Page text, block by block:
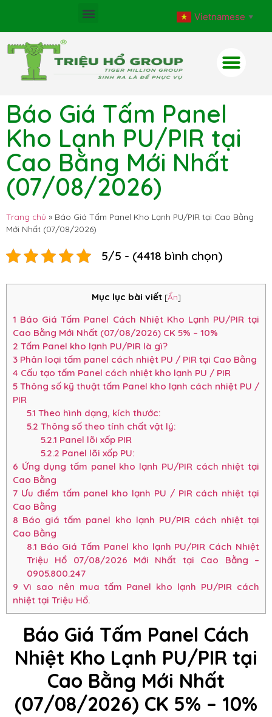
Vietnamese ▼
Báo Giá Tấm Panel
Kho Lạnh PU/PIR tại
Cao Bằng Mới Nhất
(07/08/2026)
Trang chủ » Báo Giá Tấm Panel Kho Lạnh PU/PIR tại Cao Bằng
Mới Nhất (07/08/2026)
5/5 - (4418 bình chọn)
Mục lục bài viết [Ẩn]
1 Báo Giá Tấm Panel Cách Nhiệt Kho Lạnh PU/PIR tại
Cao Bằng Mới Nhất (07/08/2026) CK 5% – 10%
2 Tấm Panel kho lạnh PU/PIR là gì?
3 Phân loại tấm panel cách nhiệt PU / PIR tại Cao Bằng
4 Cấu tạo tấm Panel cách nhiệt kho lạnh PU / PIR
5 Thông số kỹ thuật tấm Panel kho lạnh cách nhiệt PU /
PIR
5.1 Theo hình dạng, kích thước:
5.2 Thông số theo tính chất vật lý:
5.2.1 Panel lõi xốp PIR
5.2.2 Panel lõi xốp PU:
6 Ứng dụng tấm panel kho lạnh PU/PIR cách nhiệt tại
Cao Bằng
7 Ưu điểm tấm panel kho lạnh PU / PIR cách nhiệt tại
Cao Bằng
8 Báo giá tấm panel kho lạnh PU/PIR cách nhiệt tại
Cao Bằng
8.1 Báo Giá Tấm Panel kho lạnh PU/PIR Cách Nhiệt
Triệu Hổ 07/08/2026 Mới Nhất tại Cao Bằng –
0905.800.247
9 Vì sao nên mua tấm Panel kho lạnh PU/PIR cách
nhiệt tại Triệu Hổ.
Báo Giá Tấm Panel Cách
Nhiệt Kho Lạnh PU/PIR tại
Cao Bằng Mới Nhất
(07/08/2026) CK 5% – 10%